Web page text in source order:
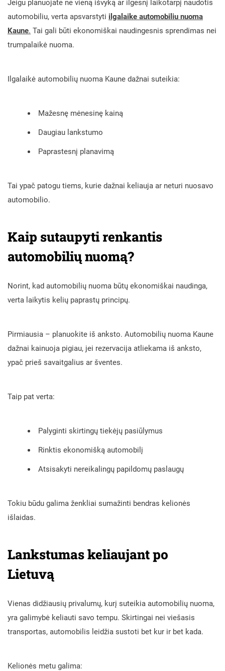
Jeigu planuojate ne vieną išvyką ar ilgesnį laikotarpį naudotis
automobiliu, verta apsvarstyti ilgalaike automobiliu nuoma
Kaune. Tai gali būti ekonomiškai naudingesnis sprendimas nei
trumpalaikė nuoma.
Ilgalaikė automobilių nuoma Kaune dažnai suteikia:
Mažesnę mėnesinę kainą
Daugiau lankstumo
Paprastesnį planavimą
Tai ypač patogu tiems, kurie dažnai keliauja ar neturi nuosavo
automobilio.
Kaip sutaupyti renkantis
automobilių nuomą?
Norint, kad automobilių nuoma būtų ekonomiškai naudinga,
verta laikytis kelių paprastų principų.
Pirmiausia – planuokite iš anksto. Automobilių nuoma Kaune
dažnai kainuoja pigiau, jei rezervacija atliekama iš anksto,
ypač prieš savaitgalius ar šventes.
Taip pat verta:
Palyginti skirtingų tiekėjų pasiūlymus
Rinktis ekonomišką automobilį
Atsisakyti nereikalingų papildomų paslaugų
Tokiu būdu galima ženkliai sumažinti bendras kelionės
išlaidas.
Lankstumas keliaujant po
Lietuvą
Vienas didžiausių privalumų, kurį suteikia automobilių nuoma,
yra galimybė keliauti savo tempu. Skirtingai nei viešasis
transportas, automobilis leidžia sustoti bet kur ir bet kada.
Kelionės metu galima: